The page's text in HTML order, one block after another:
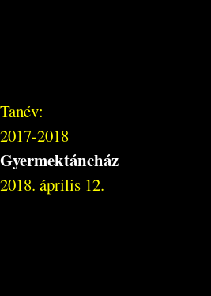
Tanév:
2017-2018
Gyermektáncház
2018. április 12.